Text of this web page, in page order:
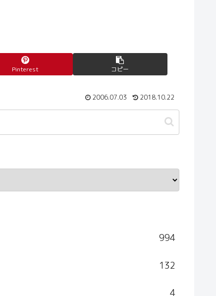
Pinterest コピー
2006.07.03 2018.10.22
994
132
4